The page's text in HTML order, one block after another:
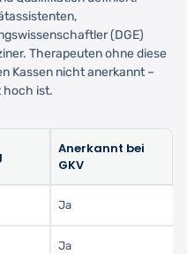
(DGE)
Therapeuten ohne diese
Kassen nicht anerkannt –
hoch ist.
Anerkannt bei
GKV
Ja
Ja